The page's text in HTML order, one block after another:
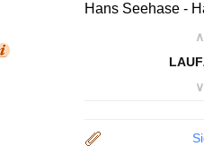
Hans Seehase -
∧
∨